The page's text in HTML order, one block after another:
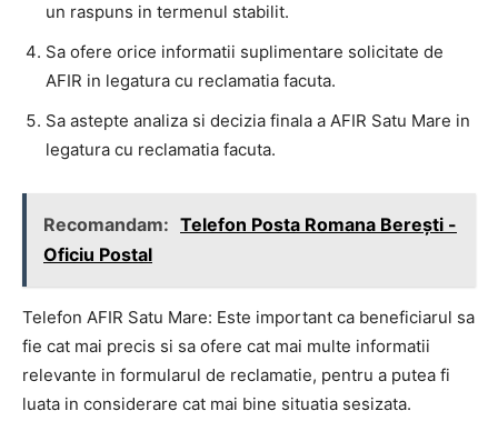
un raspuns in termenul stabilit.
Sa ofere orice informatii suplimentare solicitate de
AFIR in legatura cu reclamatia facuta.
Sa astepte analiza si decizia finala a AFIR Satu Mare in
legatura cu reclamatia facuta.
Recomandam: Telefon Posta Romana Bereşti -
Oficiu Postal
Telefon AFIR Satu Mare: Este important ca beneficiarul sa
fie cat mai precis si sa ofere cat mai multe informatii
relevante in formularul de reclamatie, pentru a putea fi
luata in considerare cat mai bine situatia sesizata.